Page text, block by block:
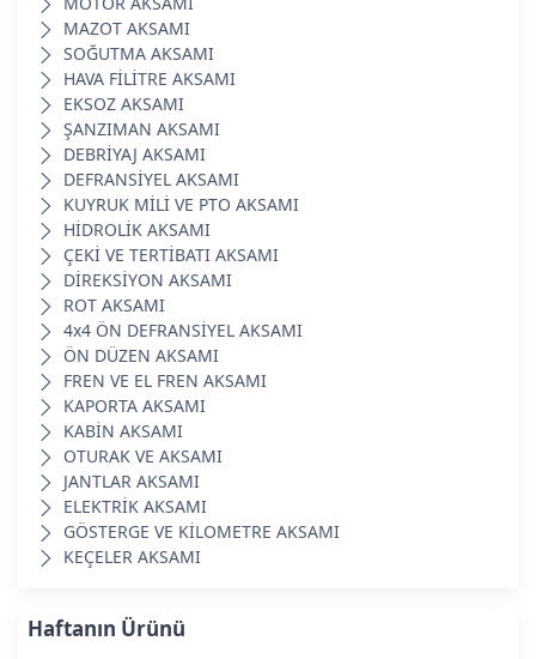
MAZOT AKSAMI
SOĞUTMA AKSAMI
HAVA FİLİTRE AKSAMI
EKSOZ AKSAMI
ŞANZIMAN AKSAMI
DEBRİYAJ AKSAMI
DEFRANSİYEL AKSAMI
KUYRUK MİLİ VE PTO AKSAMI
HİDROLİK AKSAMI
ÇEKİ VE TERTİBATI AKSAMI
DİREKSİYON AKSAMI
ROT AKSAMI
4x4 ÖN DEFRANSİYEL AKSAMI
ÖN DÜZEN AKSAMI
FREN VE EL FREN AKSAMI
KAPORTA AKSAMI
KABİN AKSAMI
OTURAK VE AKSAMI
JANTLAR AKSAMI
ELEKTRİK AKSAMI
GÖSTERGE VE KİLOMETRE AKSAMI
KEÇELER AKSAMI
Haftanın Ürünü